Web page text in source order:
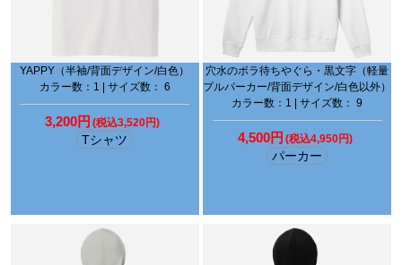
YAPPY（半袖/背面デザイン/白色）
カラー数：1 | サイズ数： 6
3,200円 (税込3,520円)
Tシャツ
穴水のボラ待ちやぐら・黒文字（軽量
プルパーカー/背面デザイン/白色以外）
カラー数：1 | サイズ数： 9
4,500円 (税込4,950円)
パーカー